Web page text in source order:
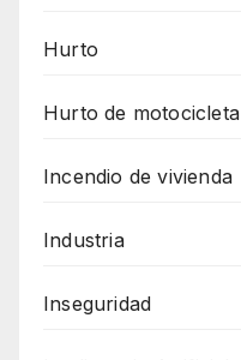
Hurto
Hurto de motocicleta
Incendio de vivienda
Industria
Inseguridad